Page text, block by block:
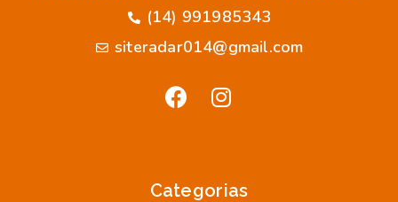
(14) 991985343
siteradar014@gmail.com
Categorias